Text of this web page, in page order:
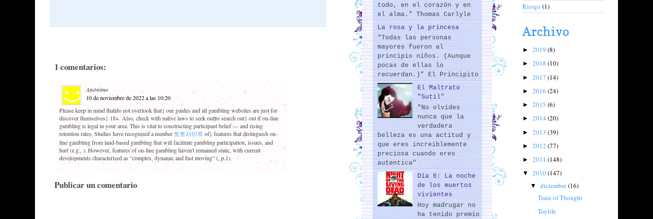
1 comentarios:
Anónimo
10 de noviembre de 2022 a las 10:20
Please keep in mind that|do not overlook that} our guides and all gambling websites are just for
discover themselves} 18+. Also, check with native laws to seek out|to search out} out if on-line
gambling is legal in your area. This is vital to constructing participant belief — and rising
retention rates. Studies have recognized a number토토사이트 of} features that distinguish on-
line gambling from land-based gambling that will facilitate gambling participation, issues, and
hurt (e.g., ). However, features of on-line gambling haven't remained static, with current
developments characterised as “complex, dynamic and fast moving” (, p.1).
Publicar un comentario
todo, en el corazón y en
el alma." Thomas Carlyle
La rosa y la princesa
“Todas las personas
mayores fueron al
principio niños. (Aunque
pocas de ellas lo
recuerdan.)” El Principito
El Maltrato
"Sutil"
"No olvides
nunca que la
verdadera
belleza es una actitud y
que eres increiblemente
preciosa cuando eres
autentica"
Día 6: La noche
de los muertos
vivientes
Hoy madrugar no
ha tenido premio
Riesgo (1)
Archivo
► 2019 (8)
► 2018 (10)
► 2017 (14)
► 2016 (24)
► 2015 (6)
► 2014 (20)
► 2013 (39)
► 2012 (77)
► 2011 (148)
▼ 2010(147)
▼ diciembre(16)
Train of Thought
Toylife